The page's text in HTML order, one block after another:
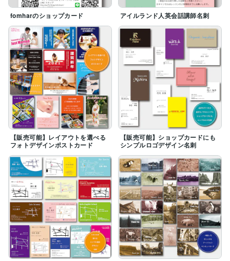
fomharのショップカード アイルランド人英会話講師名刺
【販売可能】レイアウトを選べる
フォトデザインポストカード
【販売可能】ショップカードにも
シンプルロゴデザイン名刺